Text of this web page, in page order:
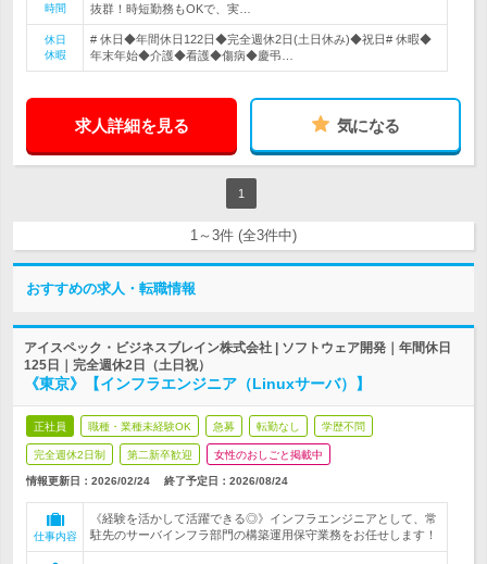
時間
抜群！時短勤務もOKで、実…
休日
休暇
# 休日◆年間休日122日◆完全週休2日(土日休み)◆祝日# 休暇◆
年末年始◆介護◆看護◆傷病◆慶弔…
求人詳細を見る 気になる
1
1～3件 (全3件中)
おすすめの求人・転職情報
アイスペック・ビジネスブレイン株式会社 | ソフトウェア開発｜年間休日
125日｜完全週休2日（土日祝）
《東京》【インフラエンジニア（Linuxサーバ）】
正社員 職種・業種未経験OK 急募 転勤なし 学歴不問
完全週休2日制 第二新卒歓迎 女性のおしごと掲載中
情報更新日：2026/02/24 終了予定日： 2026/08/24
仕事内容
《経験を活かして活躍できる◎》インフラエンジニアとして、常
駐先のサーバインフラ部門の構築運用保守業務をお任せします！